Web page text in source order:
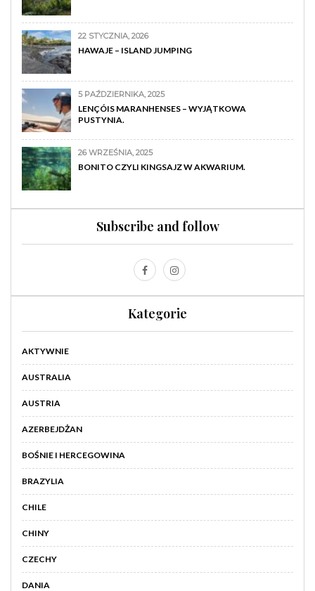
22 STYCZNIA, 2026
HAWAJE – ISLAND JUMPING
5 PAŹDZIERNIKA, 2025
LENÇÓIS MARANHENSES – WYJĄTKOWA
PUSTYNIA.
26 WRZEŚNIA, 2025
BONITO CZYLI KINGSAJZ W AKWARIUM.
Subscribe and follow
Kategorie
AKTYWNIE
AUSTRALIA
AUSTRIA
AZERBEJDŻAN
BOŚNIE I HERCEGOWINA
BRAZYLIA
CHILE
CHINY
CZECHY
DANIA